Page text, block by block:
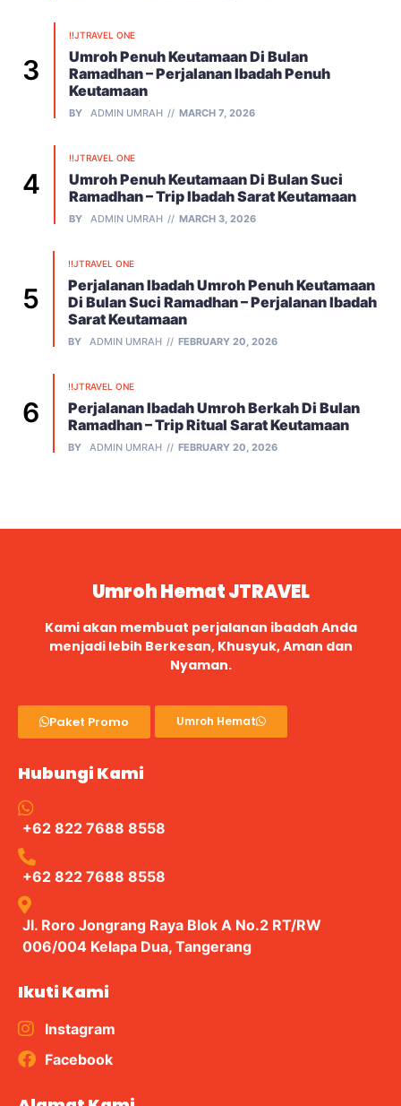
!!JTRAVEL ONE
Umroh Penuh Keutamaan Di Bulan
Ramadhan – Perjalanan Ibadah Penuh
Keutamaan
BY ADMIN UMRAH MARCH 7, 2026
!!JTRAVEL ONE
Umroh Penuh Keutamaan Di Bulan Suci
Ramadhan – Trip Ibadah Sarat Keutamaan
BY ADMIN UMRAH MARCH 3, 2026
!!JTRAVEL ONE
Perjalanan Ibadah Umroh Penuh Keutamaan
Di Bulan Suci Ramadhan – Perjalanan Ibadah
Sarat Keutamaan
BY ADMIN UMRAH FEBRUARY 20, 2026
!!JTRAVEL ONE
Perjalanan Ibadah Umroh Berkah Di Bulan
Ramadhan – Trip Ritual Sarat Keutamaan
BY ADMIN UMRAH FEBRUARY 20, 2026
Umroh Hemat JTRAVEL
Kami akan membuat perjalanan ibadah Anda
menjadi lebih Berkesan, Khusyuk, Aman dan
Nyaman.
Paket Promo Umroh Hemat
Hubungi Kami
+62 822 7688 8558
+62 822 7688 8558
Jl. Roro Jongrang Raya Blok A No.2 RT/RW
006/004 Kelapa Dua, Tangerang
Ikuti Kami
Instagram
Facebook